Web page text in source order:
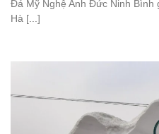
Đá Mỹ Nghệ Anh Đức Ninh Bình
Hà [...]